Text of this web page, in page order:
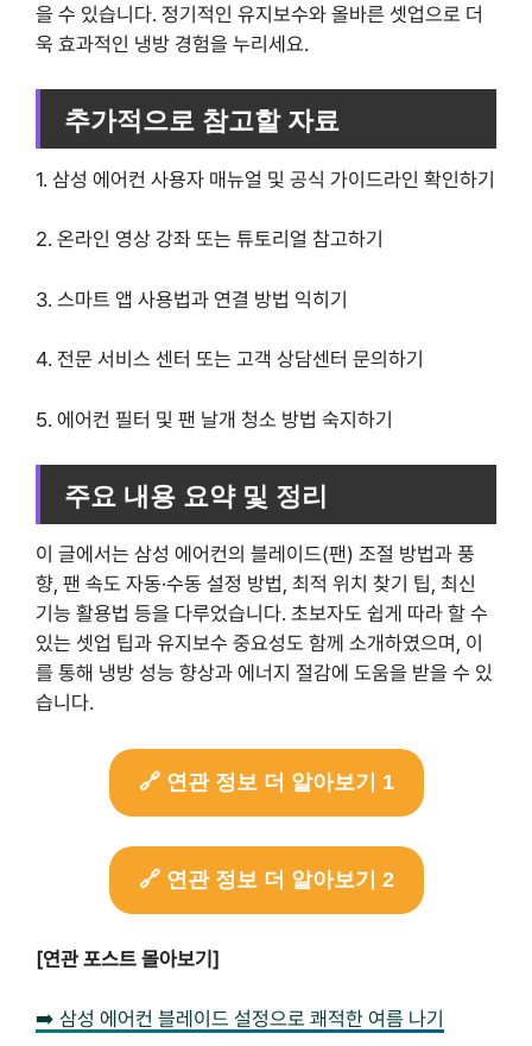
을 수 있습니다. 정기적인 유지보수와 올바른 셋업으로 더
욱 효과적인 냉방 경험을 누리세요.
추가적으로 참고할 자료
1. 삼성 에어컨 사용자 매뉴얼 및 공식 가이드라인 확인하기
2. 온라인 영상 강좌 또는 튜토리얼 참고하기
3. 스마트 앱 사용법과 연결 방법 익히기
4. 전문 서비스 센터 또는 고객 상담센터 문의하기
5. 에어컨 필터 및 팬 날개 청소 방법 숙지하기
주요 내용 요약 및 정리
이 글에서는 삼성 에어컨의 블레이드(팬) 조절 방법과 풍
향, 팬 속도 자동·수동 설정 방법, 최적 위치 찾기 팁, 최신
기능 활용법 등을 다루었습니다. 초보자도 쉽게 따라 할 수
있는 셋업 팁과 유지보수 중요성도 함께 소개하였으며, 이
를 통해 냉방 성능 향상과 에너지 절감에 도움을 받을 수 있
습니다.
🔗 연관 정보 더 알아보기 1
🔗 연관 정보 더 알아보기 2
[연관 포스트 몰아보기]
➡️ 삼성 에어컨 블레이드 설정으로 쾌적한 여름 나기